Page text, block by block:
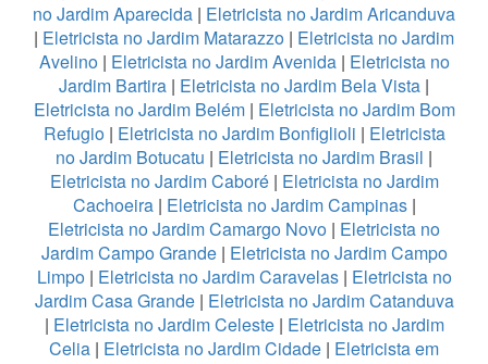
no Jardim Aparecida | Eletricista no Jardim Aricanduva
| Eletricista no Jardim Matarazzo | Eletricista no Jardim
Avelino| Eletricista no Jardim Avenida| Eletricista no
Jardim Bartira | Eletricista no Jardim Bela Vista |
Eletricista no Jardim Belém| Eletricista no Jardim Bom
Refugio| Eletricista no Jardim Bonfiglioli | Eletricista
no Jardim Botucatu | Eletricista no Jardim Brasil |
Eletricista no Jardim Caboré| Eletricista no Jardim
Cachoeira| Eletricista no Jardim Campinas|
Eletricista no Jardim Camargo Novo | Eletricista no
Jardim Campo Grande| Eletricista no Jardim Campo
Limpo| Eletricista no Jardim Caravelas| Eletricista no
Jardim Casa Grande| Eletricista no Jardim Catanduva
| Eletricista no Jardim Celeste| Eletricista no Jardim
Celia | Eletricista no Jardim Cidade | Eletricista em